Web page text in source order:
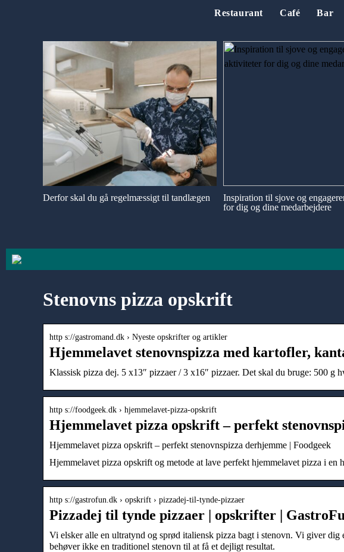
Restaurant Café Bar
Derfor skal du gå regelmæssigt til tandlægen
Inspiration til sjove og
for dig og dine medarbejdere
Stenovns pizza opskrift
http s://gastromand.dk › Nyeste opskrifter og artikler
Hjemmelavet stenovnspizza med kartofler,
Klassisk pizza dej. 5 x13″ pizzaer / 3 x16″ pizzaer. Det skal du bruge: 500
http s://foodgeek.dk › hjemmelavet-pizza-opskrift
Hjemmelavet pizza opskrift – perfekt
Hjemmelavet pizza opskrift – perfekt stenovnspizza derhjemme | Foodgeek
Hjemmelavet pizza opskrift og metode at lave perfekt hjemmelavet pizza i
http s://gastrofun.dk › opskrift › pizzadej-til-tynde-pizzaer
Pizzadej til tynde pizzaer | opskrifter |
Vi elsker alle en ultratynd og sprød italiensk pizza bagt i stenovn. Vi giver
behøver ikke en traditionel stenovn til at få et dejligt resultat.